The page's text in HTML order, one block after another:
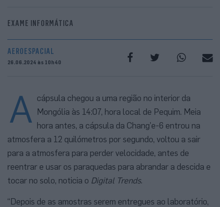
EXAME INFORMÁTICA
AEROESPACIAL
26.06.2024 às 10h40
A cápsula chegou a uma região no interior da
Mongólia às 14:07, hora local de Pequim. Meia
hora antes, a cápsula da Chang’e-6 entrou na
atmosfera a 12 quilómetros por segundo, voltou a sair
para a atmosfera para perder velocidade, antes de
reentrar e usar os paraquedas para abrandar a descida e
tocar no solo, noticia o Digital Trends.
“Depois de as amostras serem entregues ao laboratório,